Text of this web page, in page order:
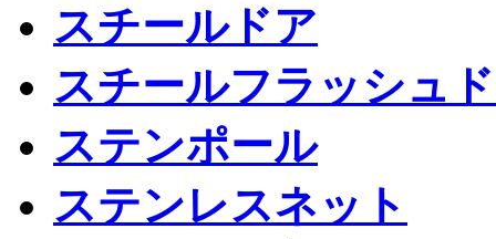
スチールドア
スチールフラッシュ
ステンポール
ステンレスネット